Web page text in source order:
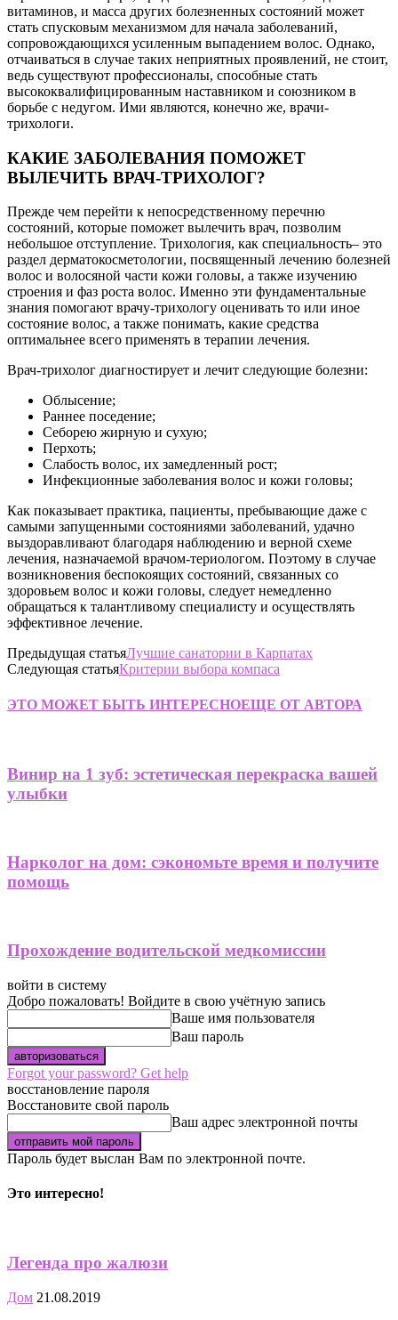
витаминов, и масса других болезненных состояний может
стать спусковым механизмом для начала заболеваний,
сопровождающихся усиленным выпадением волос. Однако,
отчаиваться в случае таких неприятных проявлений, не стоит,
ведь существуют профессионалы, способные стать
высококвалифицированным наставником и союзником в
борьбе с недугом. Ими являются, конечно же, врачи-
трихологи.
КАКИЕ ЗАБОЛЕВАНИЯ ПОМОЖЕТ
ВЫЛЕЧИТЬ ВРАЧ-ТРИХОЛОГ?
Прежде чем перейти к непосредственному перечню
состояний, которые поможет вылечить врач, позволим
небольшое отступление. Трихология, как специальность– это
раздел дерматокосметологии, посвященный лечению болезней
волос и волосяной части кожи головы, а также изучению
строения и фаз роста волос. Именно эти фундаментальные
знания помогают врачу-трихологу оценивать то или иное
состояние волос, а также понимать, какие средства
оптимальнее всего применять в терапии лечения.
Врач-трихолог диагностирует и лечит следующие болезни:
Облысение;
Раннее поседение;
Себорею жирную и сухую;
Перхоть;
Слабость волос, их замедленный рост;
Инфекционные заболевания волос и кожи головы;
Как показывает практика, пациенты, пребывающие даже с
самыми запущенными состояниями заболеваний, удачно
выздоравливают благодаря наблюдению и верной схеме
лечения, назначаемой врачом-териологом. Поэтому в случае
возникновения беспокоящих состояний, связанных со
здоровьем волос и кожи головы, следует немедленно
обращаться к талантливому специалисту и осуществлять
эффективное лечение.
Предыдущая статьяЛучшие санатории в Карпатах
Следующая статьяКритерии выбора компаса
ЭТО МОЖЕТ БЫТЬ ИНТЕРЕСНОЕЩЕ ОТ АВТОРА
Винир на 1 зуб: эстетическая перекраска вашей
улыбки
Нарколог на дом: сэкономьте время и получите
помощь
Прохождение водительской медкомиссии
войти в систему
Добро пожаловать! Войдите в свою учётную запись
Ваше имя пользователя
Ваш пароль
Forgot your password? Get help
восстановление пароля
Восстановите свой пароль
Ваш адрес электронной почты
Пароль будет выслан Вам по электронной почте.
Это интересно!
Легенда про жалюзи
Дом 21.08.2019